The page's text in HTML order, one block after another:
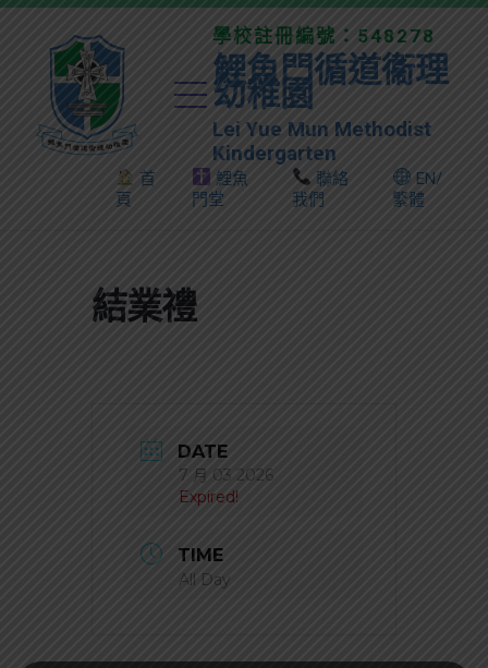
學校註冊編號：548278
鯉魚門循道衞理
幼稚園
Lei Yue Mun Methodist
Kindergarten
首
頁
鯉魚
門堂
聯絡
我們
EN/
繁體
結業禮
DATE
7 月 03 2026
Expired!
TIME
All Day